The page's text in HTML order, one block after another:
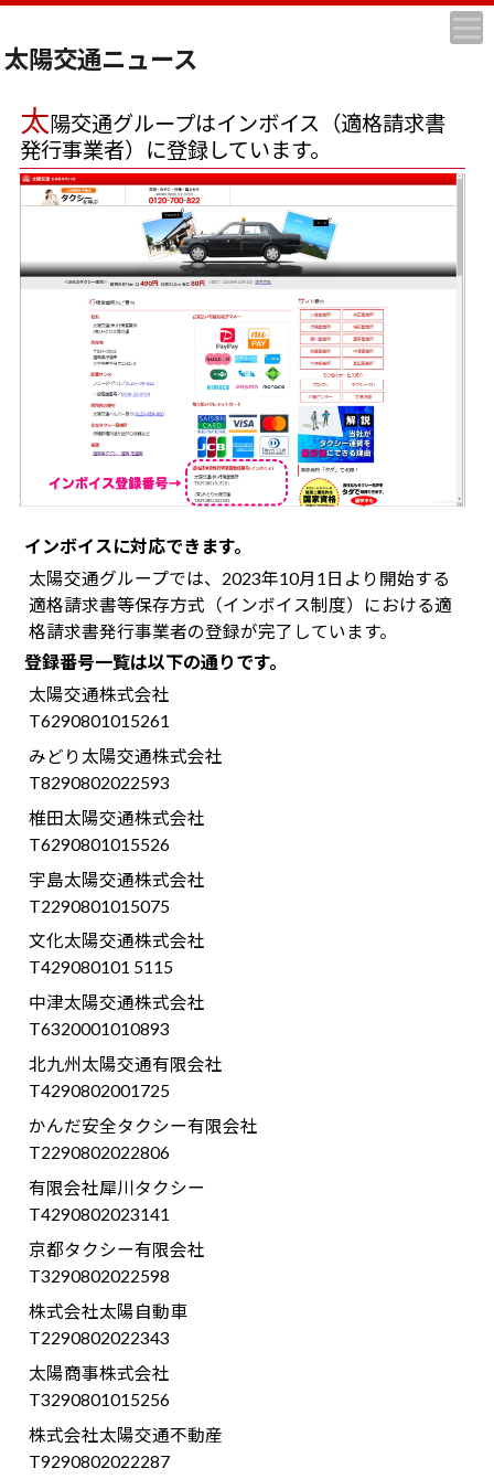
太陽交通ニュース
太陽交通グループはインボイス（適格請求書
発行事業者）に登録しています。
インボイスに対応できます。
太陽交通グループでは、2023年10月1日より開始する
適格請求書等保存方式（インボイス制度）における適
格請求書発行事業者の登録が完了しています。
登録番号一覧は以下の通りです。
太陽交通株式会社
T6290801015261
みどり太陽交通株式会社
T8290802022593
椎田太陽交通株式会社
T6290801015526
宇島太陽交通株式会社
T2290801015075
文化太陽交通株式会社
T429080101 5115
中津太陽交通株式会社
T6320001010893
北九州太陽交通有限会社
T4290802001725
かんだ安全タクシー有限会社
T2290802022806
有限会社犀川タクシー
T4290802023141
京都タクシー有限会社
T3290802022598
株式会社太陽自動車
T2290802022343
太陽商事株式会社
T3290801015256
株式会社太陽交通不動産
T9290802022287